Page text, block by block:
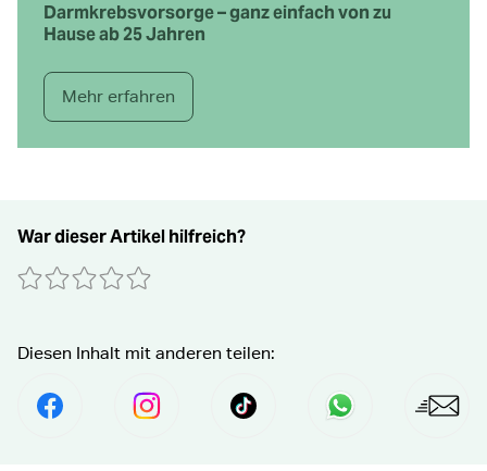
Darmkrebsvorsorge – ganz einfach von zu
Hause ab 25 Jahren
Mehr erfahren
War dieser Artikel hilfreich?
0 Sterne
1 Stern2 Sterne
3 Sterne
4 Sterne5 Sterne
Absenden
Diesen Inhalt mit anderen teilen:
Per Facebook Teilensocial.media.share.instagram.prefix
Senden perPer